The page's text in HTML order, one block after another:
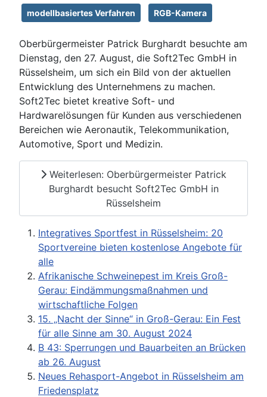
modellbasiertes Verfahren RGB-Kamera
Oberbürgermeister Patrick Burghardt besuchte am
Dienstag, den 27. August, die Soft2Tec GmbH in
Rüsselsheim, um sich ein Bild von der aktuellen
Entwicklung des Unternehmens zu machen.
Soft2Tec bietet kreative Soft- und
Hardwarelösungen für Kunden aus verschiedenen
Bereichen wie Aeronautik, Telekommunikation,
Automotive, Sport und Medizin.
Weiterlesen: Oberbürgermeister Patrick
Burghardt besucht Soft2Tec GmbH in
Rüsselsheim
Integratives Sportfest in Rüsselsheim: 20
Sportvereine bieten kostenlose Angebote für
alle
Afrikanische Schweinepest im Kreis Groß-
Gerau: Eindämmungsmaßnahmen und
wirtschaftliche Folgen
15. „Nacht der Sinne“ in Groß-Gerau: Ein Fest
für alle Sinne am 30. August 2024
B 43: Sperrungen und Bauarbeiten an Brücken
ab 26. August
Neues Rehasport-Angebot in Rüsselsheim am
Friedensplatz